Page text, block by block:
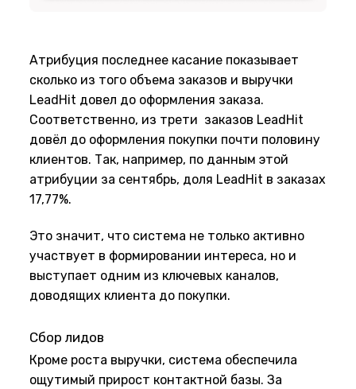
Атрибуция последнее касание показывает
сколько из того объема заказов и выручки
LeadHit довел до оформления заказа.
Соответственно, из трети заказов LeadHit
довёл до оформления покупки почти половину
клиентов. Так, например, по данным этой
атрибуции за сентябрь, доля LeadHit в заказах
17,77%.
Это значит, что система не только активно
участвует в формировании интереса, но и
выступает одним из ключевых каналов,
доводящих клиента до покупки.
Сбор лидов
Кроме роста выручки, система обеспечила
ощутимый прирост контактной базы. За